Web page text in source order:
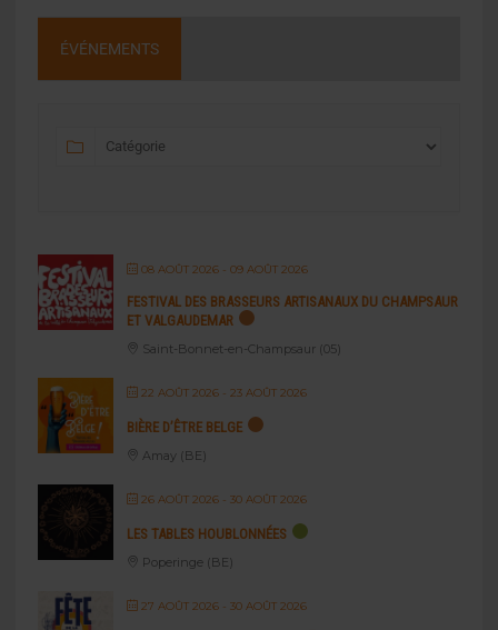
ÉVÉNEMENTS
08 AOÛT 2026- 09 AOÛT 2026
FESTIVAL DES BRASSEURS ARTISANAUX DU CHAMPSAUR
ET VALGAUDEMAR
Saint-Bonnet-en-Champsaur (05)
22 AOÛT 2026- 23 AOÛT 2026
BIÈRE D’ÊTRE BELGE
Amay (BE)
26 AOÛT 2026- 30 AOÛT 2026
LES TABLES HOUBLONNÉES
Poperinge (BE)
27 AOÛT 2026- 30 AOÛT 2026